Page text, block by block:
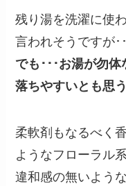
残り湯を洗濯に使
言われそうですが･
でも･･･お湯が勿
落ちやすいとも思う
柔軟剤もなるべく
ようなフローラル
違和感の無いよう